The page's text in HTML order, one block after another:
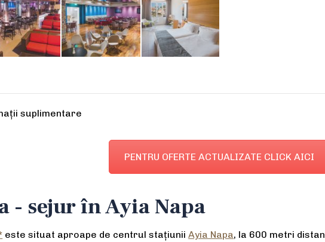
suplimentare
PENTRU OFERTE ACTUALIZATE CLICK AICI
- sejur în Ayia Napa
este situat aproape de centrul stațiuniiAyia Napa, la 600 metri